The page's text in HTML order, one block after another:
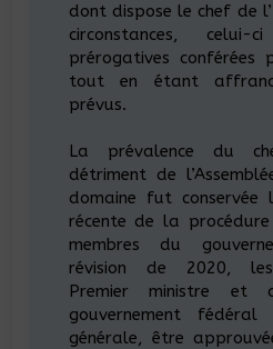
dont dispose le chef de
circonstances, celui-
prérogatives
tout en étant
prévus.
La prévalence du
détriment de
domaine fut
récente de la
membres du
révision de 2020,
Premier ministre et
gouvernement
générale, être